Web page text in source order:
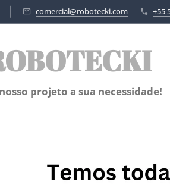
comercial@robotecki.com +55
projeto a sua necessidade!